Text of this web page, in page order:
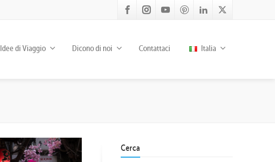
Idee di Viaggio Dicono di noi Contattaci Italia
Cerca